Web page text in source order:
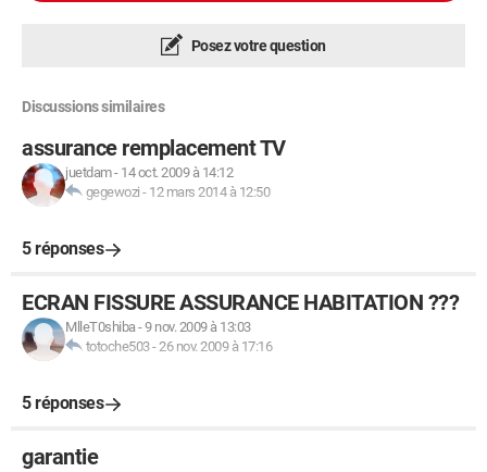
Posez votre question
Discussions similaires
assurance remplacement TV
juetdam- 14 oct. 2009 à 14:12
gegewozi - 12 mars 2014 à 12:50
5 réponses
ECRAN FISSURE ASSURANCE HABITATION ???
MlleT0shiba-9 nov. 2009 à 13:03
totoche503-26 nov. 2009 à 17:16
5 réponses
garantie